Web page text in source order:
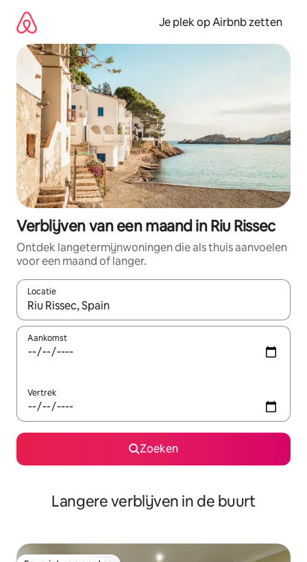
direct
naar
inhoud
Je plek op Airbnb zetten
Verblijven van een maand in Riu Rissec
Ontdek langetermijnwoningen die als thuis aanvoelen
voor een maand of langer.
Locatie
Wanneer er resultaten beschikbaar zijn, maak je een keuze
Aankomst
Vertrek
Zoeken
Langere verblijven in de buurt